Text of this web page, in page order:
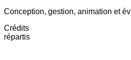
Conception, gestion, animation et
Crédits
répartis